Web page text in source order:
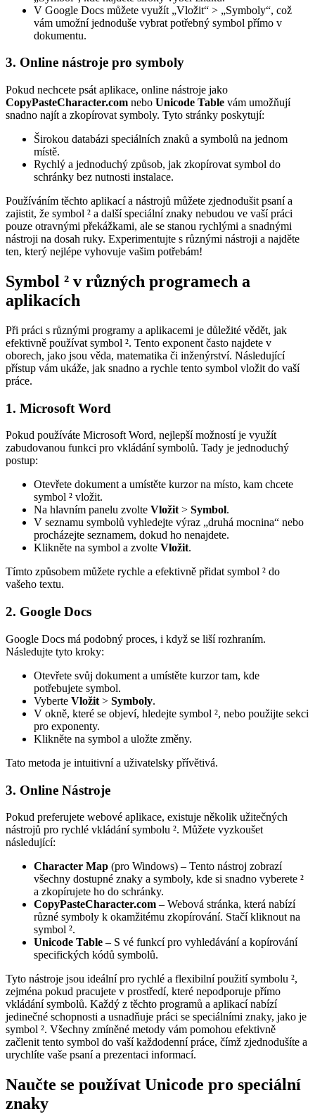
V Google Docs můžete využít „Vložit“ > „Symboly“, což
vám umožní jednoduše vybrat potřebný symbol přímo v
dokumentu.
3. Online nástroje pro symboly
Pokud nechcete psát aplikace, online nástroje jako
CopyPasteCharacter.com nebo Unicode Table vám umožňují
snadno najít a zkopírovat symboly. Tyto stránky poskytují:
Širokou databázi speciálních znaků a symbolů na jednom
místě.
Rychlý a jednoduchý způsob, jak zkopírovat symbol do
schránky bez nutnosti instalace.
Používáním těchto aplikací a nástrojů můžete zjednodušit psaní a
zajistit, že symbol ² a další speciální znaky nebudou ve vaší práci
pouze otravnými překážkami, ale se stanou rychlými a snadnými
nástroji na dosah ruky. Experimentujte s různými nástroji a najděte
ten, který nejlépe vyhovuje vašim potřebám!
Symbol ² v různých programech a
aplikacích
Při práci s různými programy a aplikacemi je důležité vědět, jak
efektivně používat symbol ². Tento exponent často najdete v
oborech, jako jsou věda, matematika či inženýrství. Následující
přístup vám ukáže, jak snadno a rychle tento symbol vložit do vaší
práce.
1. Microsoft Word
Pokud používáte Microsoft Word, nejlepší možností je využít
zabudovanou funkci pro vkládání symbolů. Tady je jednoduchý
postup:
Otevřete dokument a umístěte kurzor na místo, kam chcete
symbol ² vložit.
Na hlavním panelu zvolte Vložit > Symbol.
V seznamu symbolů vyhledejte výraz „druhá mocnina“ nebo
procházejte seznamem, dokud ho nenajdete.
Klikněte na symbol a zvolte Vložit.
Tímto způsobem můžete rychle a efektivně přidat symbol ² do
vašeho textu.
2. Google Docs
Google Docs má podobný proces, i když se liší rozhraním.
Následujte tyto kroky:
Otevřete svůj dokument a umístěte kurzor tam, kde
potřebujete symbol.
Vyberte Vložit > Symboly.
V okně, které se objeví, hledejte symbol ², nebo použijte sekci
pro exponenty.
Klikněte na symbol a uložte změny.
Tato metoda je intuitivní a uživatelsky přívětivá.
3. Online Nástroje
Pokud preferujete webové aplikace, existuje několik užitečných
nástrojů pro rychlé vkládání symbolu ². Můžete vyzkoušet
následující:
Character Map (pro Windows) – Tento nástroj zobrazí
všechny dostupné znaky a symboly, kde si snadno vyberete ²
a zkopírujete ho do schránky.
CopyPasteCharacter.com – Webová stránka, která nabízí
různé symboly k okamžitému zkopírování. Stačí kliknout na
symbol ².
Unicode Table – S vé funkcí pro vyhledávání a kopírování
specifických kódů symbolů.
Tyto nástroje jsou ideální pro rychlé a flexibilní použití symbolu ²,
zejména pokud pracujete v prostředí, které nepodporuje přímo
vkládání symbolů. Každý z těchto programů a aplikací nabízí
jedinečné schopnosti a usnadňuje práci se speciálními znaky, jako je
symbol ². Všechny zmíněné metody vám pomohou efektivně
začlenit tento symbol do vaší každodenní práce, čímž zjednodušíte a
urychlíte vaše psaní a prezentaci informací.
Naučte se používat Unicode pro speciální
znaky